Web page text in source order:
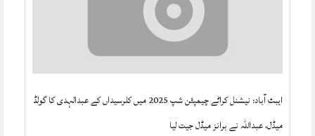
ایبٹ آباد: نیشنل کراٹے چیمپئن شپ 2025 میں کلرسیداں کے عبدالہدی کا گولڈ
میڈل، عبداللہ نے برانز میڈل جیت لیا